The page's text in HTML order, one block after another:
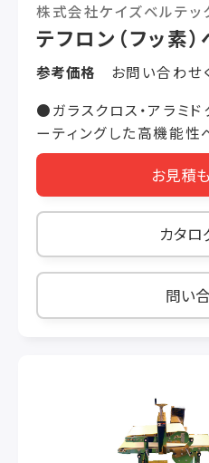
株式会社ケイズベルテッ
テフロン（フッ素
参考価格
お問い合わせ
●ガラスクロス・アラミ
ーティングした高機能性
性・耐熱性・耐薬品性に
よりフラット・メッシュ
です。 ●使用耐熱温
防止用コードサポート・
お見積
カタロ
問い